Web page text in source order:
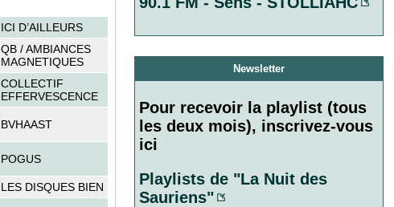
ICI D’AILLEURS
QB / AMBIANCES
MAGNETIQUES
COLLECTIF
EFFERVESCENCE
BVHAAST
POGUS
LES DISQUES BIEN
Newsletter
Pour recevoir la playlist (tous
les deux mois), inscrivez-vous
ici
Playlists de "La Nuit des
Sauriens"